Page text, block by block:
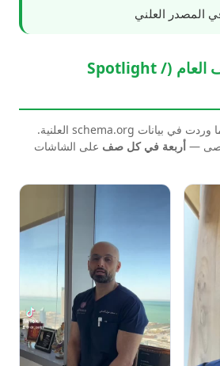
المصدر العلني
مقتطفات من الملف العام (Spotlight /
عناوين وروابط وتواريخ كما وردت في بيانات schema.org العلنية.
— أربعة في كل صف على الشاشات